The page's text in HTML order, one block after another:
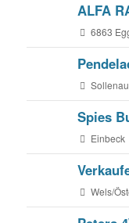
ALFA
6863
Sollenau
Spies
Einbeck
Wels/